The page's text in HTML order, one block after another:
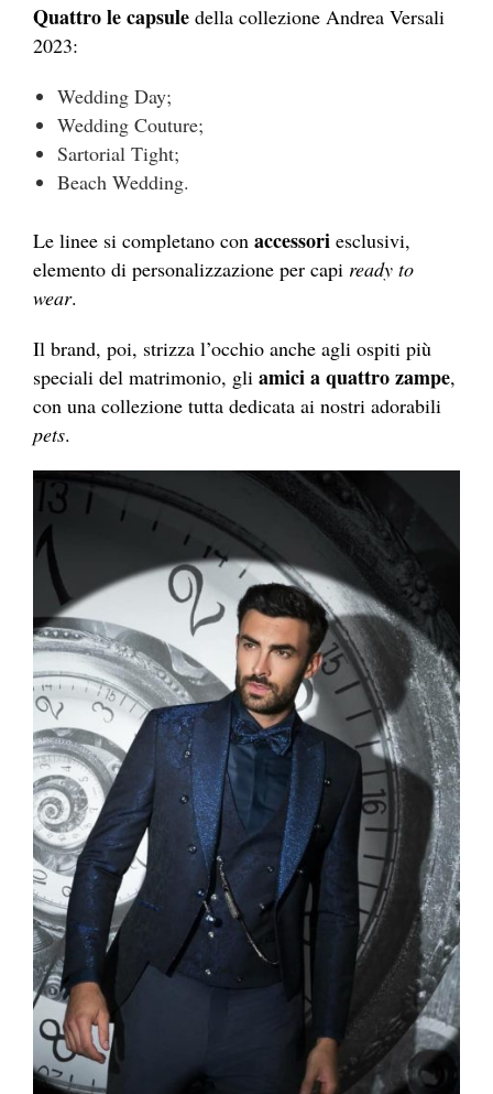
Quattro le capsule della collezione Andrea Versali
2023:
Wedding Day;
Wedding Couture;
Sartorial Tight;
Beach Wedding.
Le linee si completano con accessori esclusivi,
elemento di personalizzazione per capi ready to
wear.
Il brand, poi, strizza l’occhio anche agli ospiti più
speciali del matrimonio, gli amici a quattro zampe,
con una collezione tutta dedicata ai nostri adorabili
pets.